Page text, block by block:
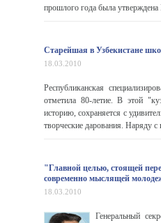
прошлого года была утверждена
Старейшая в Узбекистане
18.03.2010
Республиканская
отметила 80-летие. В этой
историю, сохраняется с
творческие дарования. Наряду
"Главной целью, стоящей
современно мыслящей
18.03.2010
Генеральный